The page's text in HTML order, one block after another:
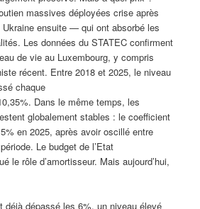
massives déployées crise après
ensuite — qui ont absorbé les
Les données du STATEC confirment
de vie au Luxembourg, y compris
récent. Entre 2018 et 2025, le niveau
chaque
Dans le même temps, les
globalement stables : le coefficient
en 2025, après avoir oscillé entre
Le budget de l’Etat
le rôle d’amortisseur. Mais aujourd’hui,
déjà dépassé les 6%, un niveau élevé